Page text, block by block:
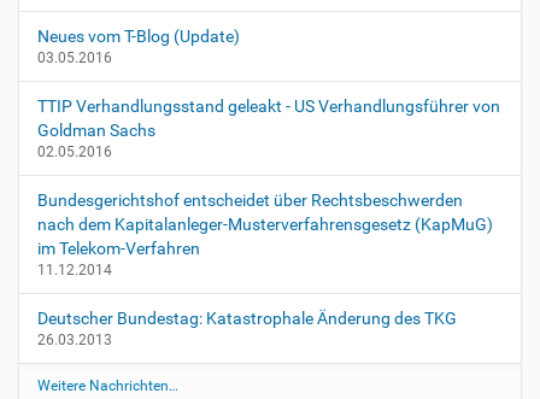
Neues vom T-Blog (Update)
03.05.2016
TTIP Verhandlungsstand geleakt - US Verhandlungsführer von
Goldman Sachs
02.05.2016
Bundesgerichtshof entscheidet über Rechtsbeschwerden
nach dem Kapitalanleger-Musterverfahrensgesetz (KapMuG)
im Telekom-Verfahren
11.12.2014
Deutscher Bundestag: Katastrophale Änderung des TKG
26.03.2013
Weitere Nachrichten…